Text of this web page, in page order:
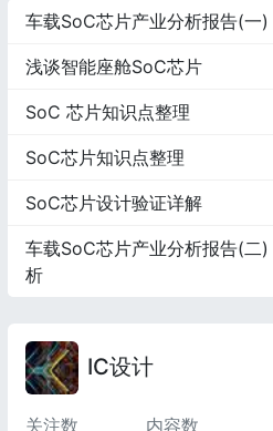
车载SoC芯片产业分析报告(一
浅谈智能座舱SoC芯片
SoC 芯片知识点整理
SoC芯片知识点整理
SoC芯片设计验证详解
车载SoC芯片产业分析报告(二
析
IC设计
关注数 内容数